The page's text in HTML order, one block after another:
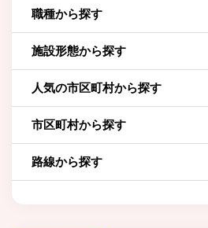
職種から探す
施設形態から探す
人気の市区町村から探す
市区町村から探す
路線から探す